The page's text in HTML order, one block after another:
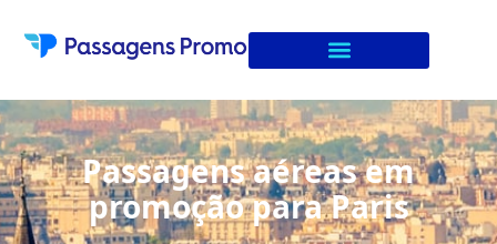
Passagens aéreas em
promoção para Paris